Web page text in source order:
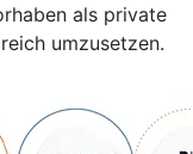
als private
umzusetzen.